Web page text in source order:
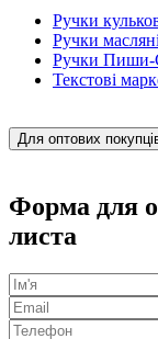
Ручки
Ручки масляні
Ручки Пиши-
Текстові
Для оптових
Форма для
листа